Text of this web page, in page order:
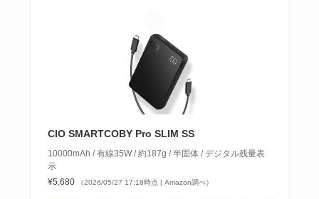
CIO SMARTCOBY Pro SLIM SS
10000mAh / 有線35W / 約187g / 半固体 / デジタル残量表
示
¥5,680
（2026/05/27 17:18時点 | Amazon調べ）